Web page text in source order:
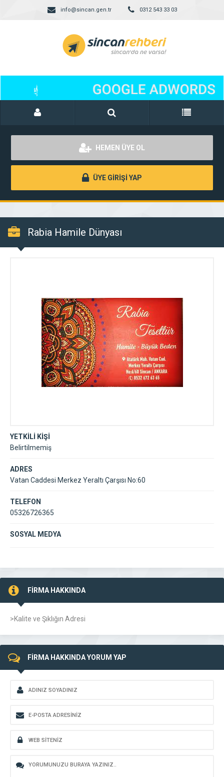
info@sincan.gen.tr 0312 543 33 03
HEMEN ÜYE OL
ÜYE GİRİŞİ YAP
Rabia Hamile Dünyası
YETKİLİ KİŞİ
Belirtilmemiş
ADRES
Vatan Caddesi Merkez Yeraltı Çarşısı No:60
TELEFON
05326726365
SOSYAL MEDYA
FİRMA HAKKINDA
>Kalite ve Şıklığın Adresi
FİRMA HAKKINDA YORUM YAP